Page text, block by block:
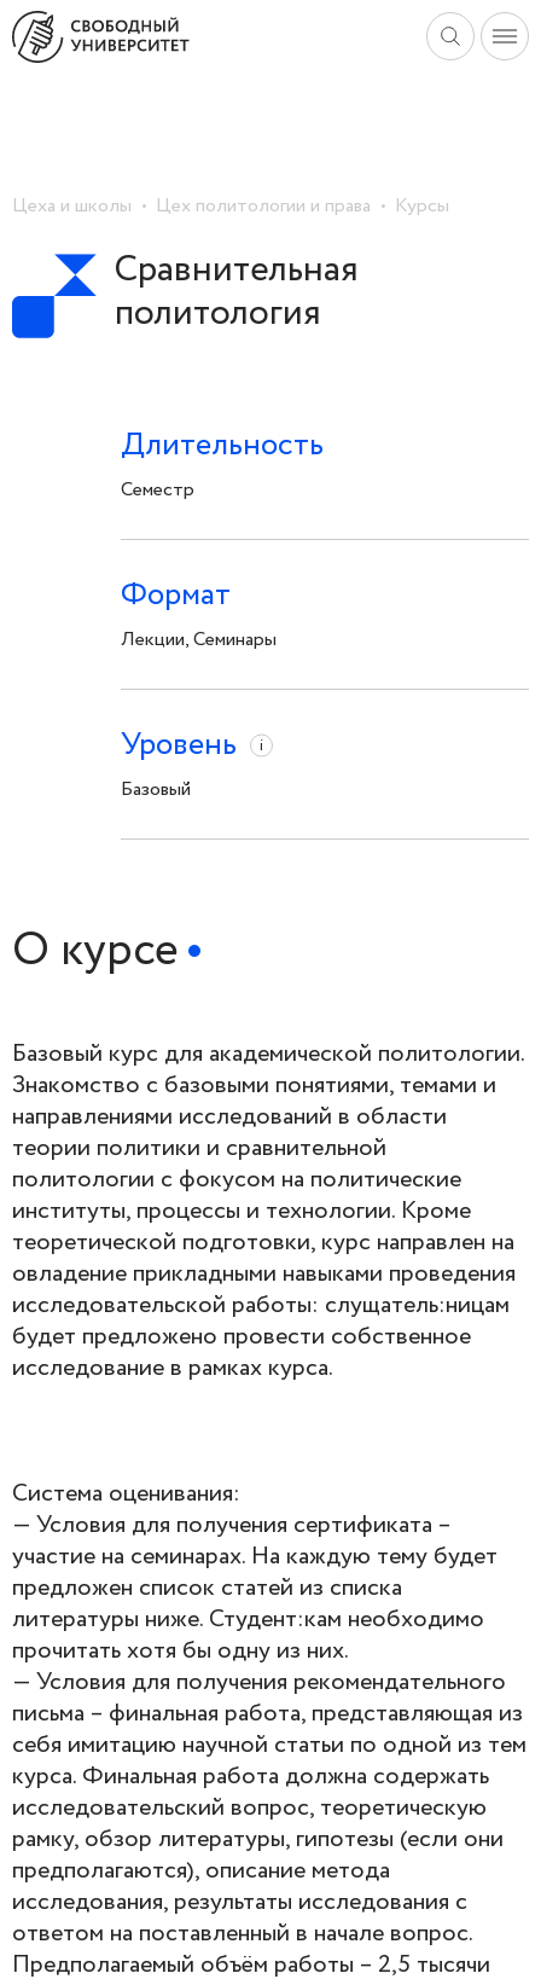
Цеха и школы Цех политологии и права Курсы
Сравнительная
политология
Длительность
Семестр
Формат
Лекции, Семинары
Уровень i
Базовый
О курсе
Базовый курс для академической политологии.
Знакомство с базовыми понятиями, темами и
направлениями исследований в области
теории политики и сравнительной
политологии с фокусом на политические
институты, процессы и технологии. Кроме
теоретической подготовки, курс направлен на
овладение прикладными навыками проведения
исследовательской работы: слущатель:ницам
будет предложено провести собственное
исследование в рамках курса.
Система оценивания:
— Условия для получения сертификата –
участие на семинарах. На каждую тему будет
предложен список статей из списка
литературы ниже. Студент:кам необходимо
прочитать хотя бы одну из них.
— Условия для получения рекомендательного
письма – финальная работа, представляющая из
себя имитацию научной статьи по одной из тем
курса. Финальная работа должна содержать
исследовательский вопрос, теоретическую
рамку, обзор литературы, гипотезы (если они
предполагаются), описание метода
исследования, результаты исследования с
ответом на поставленный в начале вопрос.
Предполагаемый объём работы – 2,5 тысячи